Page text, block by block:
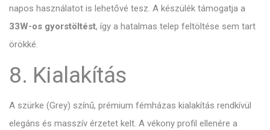
napos használatot is lehetővé tesz. A készülék támogatja a
33W-os gyorstöltést, így a hatalmas telep feltöltése sem tart
örökké.
8. Kialakítás
A szürke (Grey) színű, prémium fémházas kialakítás rendkívül
elegáns és masszív érzetet kelt. A vékony profil ellenére a